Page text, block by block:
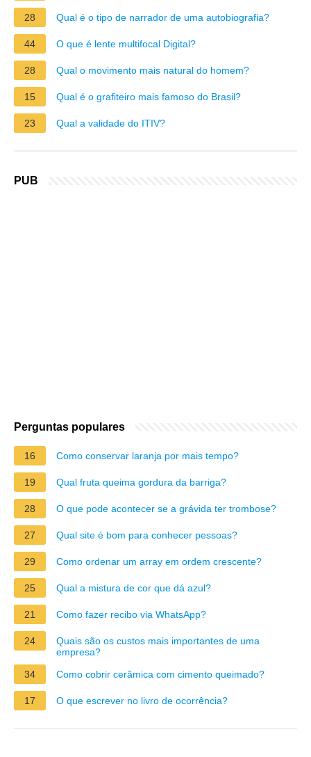
28 Qual é o tipo de narrador de uma autobiografia?
44 O que é lente multifocal Digital?
28 Qual o movimento mais natural do homem?
15 Qual é o grafiteiro mais famoso do Brasil?
23 Qual a validade do ITIV?
PUB
Perguntas populares
16 Como conservar laranja por mais tempo?
19 Qual fruta queima gordura da barriga?
28 O que pode acontecer se a grávida ter trombose?
27 Qual site é bom para conhecer pessoas?
29 Como ordenar um array em ordem crescente?
25 Qual a mistura de cor que dá azul?
21 Como fazer recibo via WhatsApp?
24
Quais são os custos mais importantes de uma
empresa?
34
Como cobrir cerâmica com cimento queimado?
17 O que escrever no livro de ocorrência?